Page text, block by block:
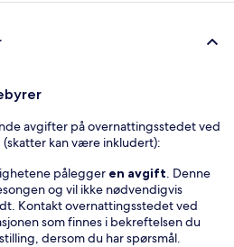
avgifter på overnattingsstedet ved
kan være inkludert):
pålegger en avgift. Denne
og vil ikke nødvendigvis
Kontakt overnattingsstedet ved
som finnes i bekreftelsen du
dersom du har spørsmål.